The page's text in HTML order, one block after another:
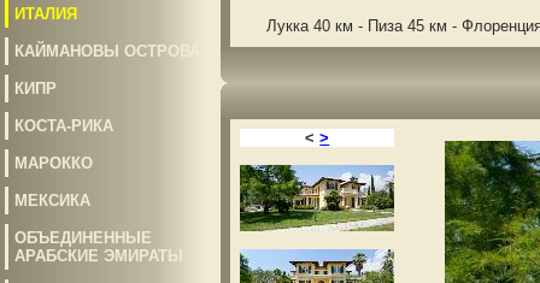
ИТАЛИЯ
КАЙМАНОВЫ ОСТРОВА
КИПР
КОСТА-РИКА
МАРОККО
МЕКСИКА
ОБЪЕДИНЕННЫЕ
АРАБСКИЕ ЭМИРАТЫ
Лукка 40 км - Пиза 45 км -
< >